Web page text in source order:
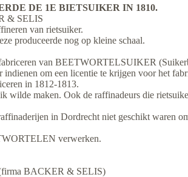
DE 1E BIETSUIKER IN 1810.
& SELIS
van rietsuiker.
produceerde nog op kleine schaal.
van BEETWORTELSUIKER
om een licentie te krijgen voor het
in 1812-1813.
maken. Ook de raffinadeurs die
in Dordrecht niet geschikt waren
verwerken.
BACKER & SELIS)